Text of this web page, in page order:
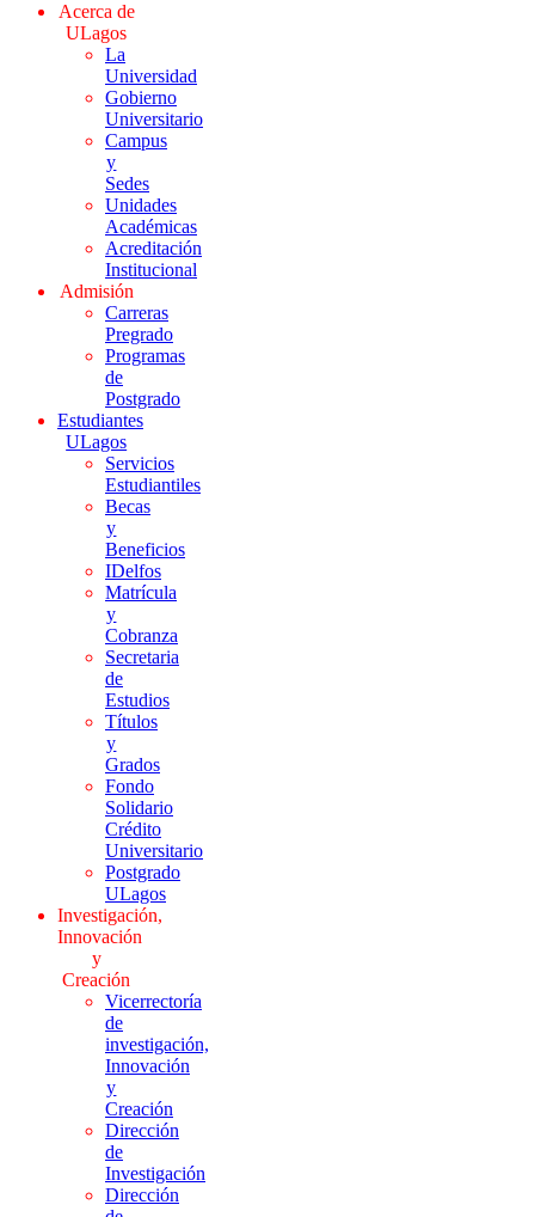
Acerca de
ULagos
La
Universidad
Gobierno
Universitario
Campus
y
Sedes
Unidades
Académicas
Acreditación
Institucional
Admisión
Carreras
Pregrado
Programas
de
Postgrado
Estudiantes
ULagos
Servicios
Estudiantiles
Becas
y
Beneficios
IDelfos
Matrícula
y
Cobranza
Secretaria
de
Estudios
Títulos
y
Grados
Fondo
Solidario
Crédito
Universitario
Postgrado
ULagos
Investigación,
Innovación
y
Creación
Vicerrectoría
de
investigación,
Innovación
y
Creación
Dirección
de
Investigación
Dirección